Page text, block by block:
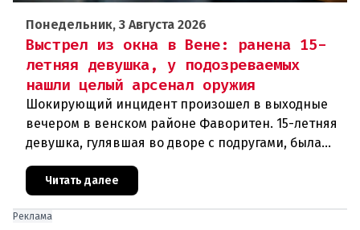
Понедельник, 3 Августа 2026
Выстрел из окна в Вене: ранена 15-
летняя девушка, у подозреваемых
нашли целый арсенал оружия
Шокирующий инцидент произошел в выходные
вечером в венском районе Фаворитен. 15-летняя
девушка, гулявшая во дворе с подругами, была
ранена выстрелом из пневматического оружия.
Полиция задержала двух п
Читать далее
Реклама